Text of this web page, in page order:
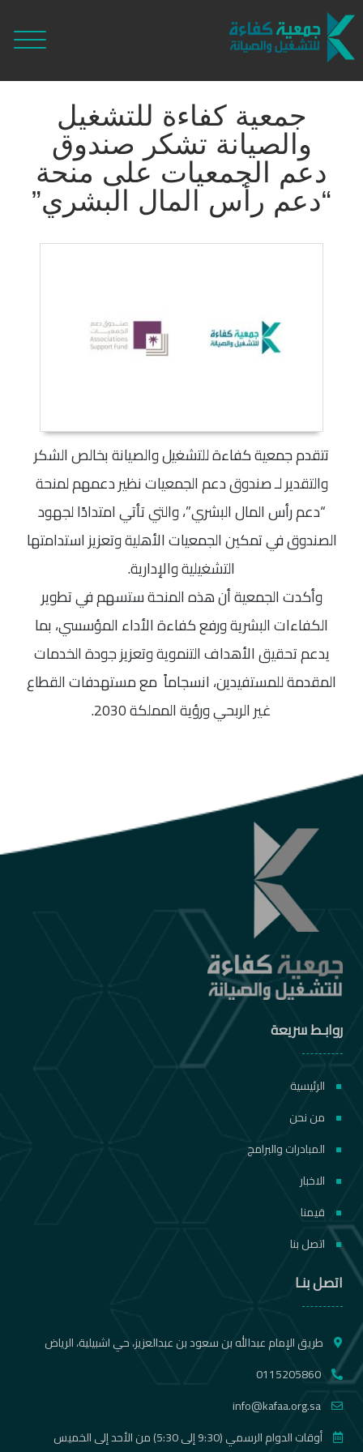
جمعية كفاءة للتشغيل
والصيانة تشكر صندوق
دعم الجمعيات على منحة
“دعم رأس المال البشري”
تتقدم جمعية كفاءة للتشغيل والصيانة بخالص الشكر
والتقدير لـ صندوق دعم الجمعيات نظير دعمهم لمنحة
“دعم رأس المال البشري”، والتي تأتي امتدادًا لجهود
الصندوق في تمكين الجمعيات الأهلية وتعزيز استدامتها
التشغيلية والإدارية.
وأكدت الجمعية أن هذه المنحة ستسهم في تطوير
الكفاءات البشرية ورفع كفاءة الأداء المؤسسي، بما
يدعم تحقيق الأهداف التنموية وتعزيز جودة الخدمات
المقدمة للمستفيدين، انسجاماً مع مستهدفات القطاع
غير الربحي ورؤية المملكة 2030.
روابـط سريعة
الرئيسية
من نحن
المبادرات والبرامج
الاخبار
قيمنا
اتصل بنا
اتصل بنـا
طريق الإمام عبدالله بن سعود بن عبدالعزيز، حي اشبيلية، الرياض
0115205860
info@kafaa.org.sa
أوقات الدوام الرسمي (9:30 إلى 5:30) من الأحد إلى الخميس